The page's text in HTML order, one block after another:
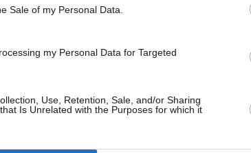
Sale of my Personal Data.
my Personal Data for Targeted
Use, Retention, Sale, and/or Sharing
Is Unrelated with the Purposes for which it
32οι Πλοές – Το Αίνιγμα της Εικόνας:
νέα